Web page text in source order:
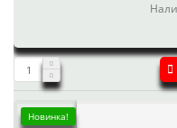
Новинка!